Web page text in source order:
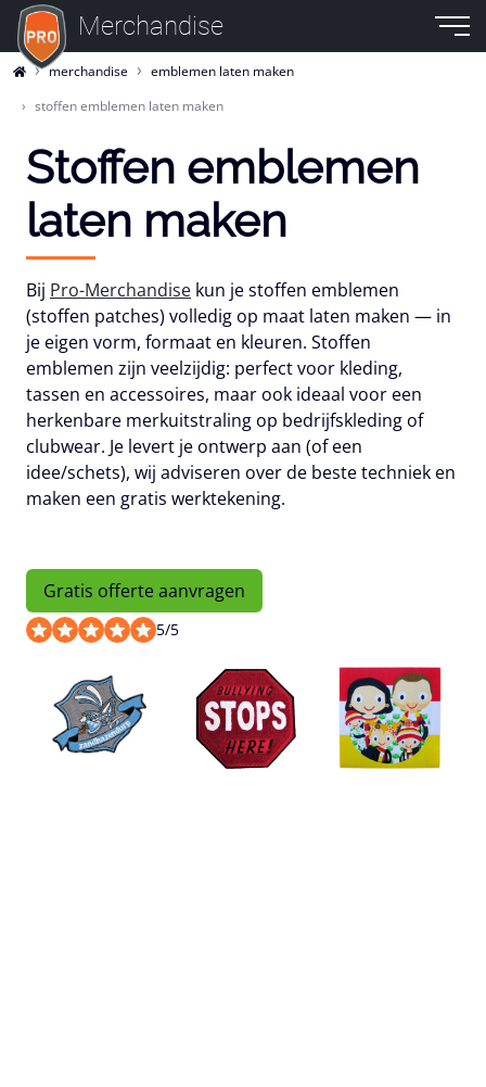
Merchandise
merchandise
emblemen laten maken
stoffen emblemen laten maken
Stoffen emblemen
laten maken
Bij Pro-Merchandise kun jestoffen emblemen
(stoffen patches) volledig op maat laten maken — in
je eigen vorm, formaat en kleuren. Stoffen
emblemen zijn veelzijdig: perfect voor kleding,
tassen en accessoires, maar ook ideaal voor een
herkenbare merkuitstraling op bedrijfskleding of
clubwear. Je levert je ontwerp aan (of een
idee/schets), wij adviseren over de beste techniek en
maken een gratis werktekening.
Gratis offerte aanvragen
5/5